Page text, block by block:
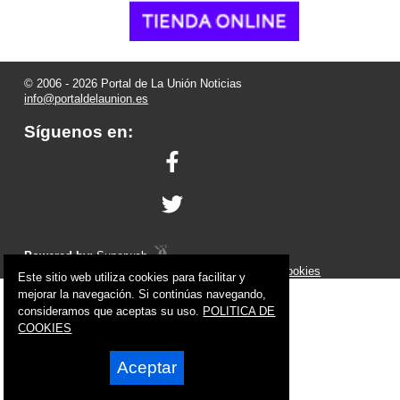
© 2006 - 2026 Portal de La Unión Noticias
info@portaldelaunion.es
Síguenos en:
Powered by:Superweb
Aviso Legal- Política de Privacidad -Política de Cookies
Este sitio web utiliza cookies para facilitar y
mejorar la navegación. Si continúas navegando,
consideramos que aceptas su uso. POLITICA DE
COOKIES
Aceptar